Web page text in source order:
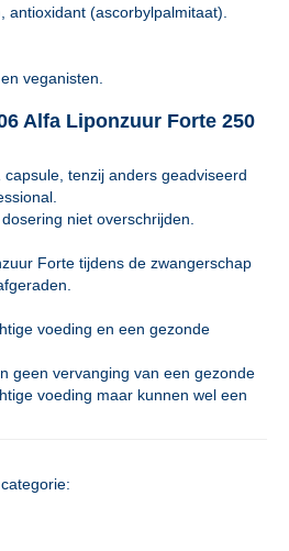
antioxidant (ascorbylpalmitaat).
veganisten.
Alfa Liponzuur Forte 250
tenzij anders geadviseerd
niet overschrijden.
Forte tijdens de zwangerschap
voeding en een gezonde
geen vervanging van een gezonde
voeding maar kunnen wel een